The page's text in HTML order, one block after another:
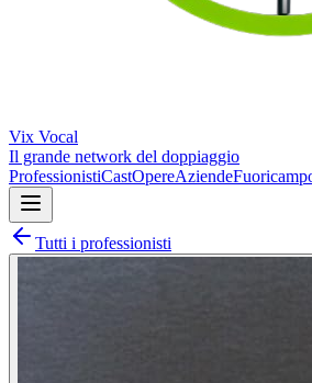
Vix Vocal
Il grande network del doppiaggio
ProfessionistiCastOpereAziende
Tutti i professionisti